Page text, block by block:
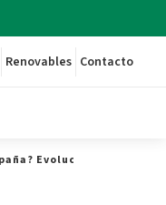
Renovables Contacto
Evolución en 2023 -